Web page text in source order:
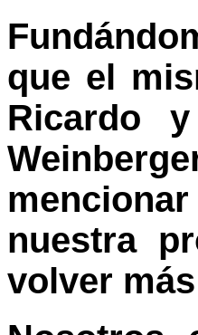
que el
Ricardo
nuestra
volver